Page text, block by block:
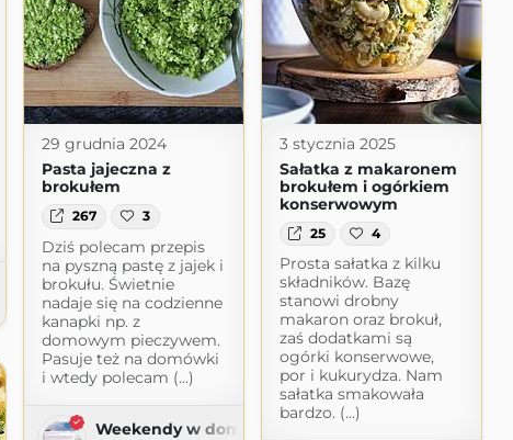
3 stycznia 2025
Sałatka z makaronem
brokułem i ogórkiem
konserwowym
25 4
Prosta sałatka z kilku
składników. Bazę
stanowi drobny
makaron oraz brokuł,
zaś dodatkami są
ogórki konserwowe,
por i kukurydza. Nam
sałatka smakowała
bardzo. (...)
29 grudnia 2024
Pasta jajeczna z
brokułem
267 3
Dziś polecam przepis
na pyszną pastę z jajek i
brokułu. Świetnie
nadaje się na codzienne
kanapki np. z
domowym pieczywem.
Pasuje też na domówki
i wtedy polecam (...)
Weekendy w domu i ogrodzie